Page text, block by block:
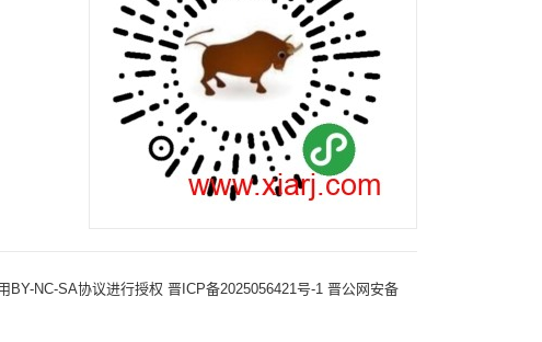
BY-NC-SA协议进行授权 晋ICP备2025056421号-1 晋公网安备